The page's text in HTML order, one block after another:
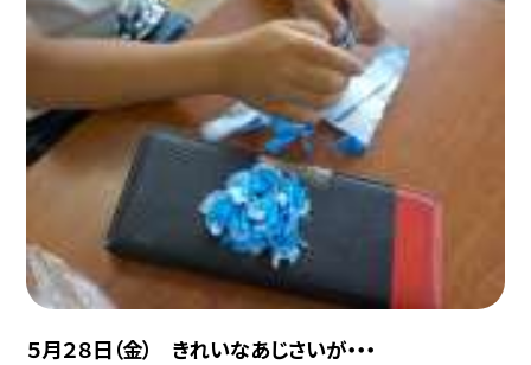
５月２８日（金） きれいなあじさいが・・・